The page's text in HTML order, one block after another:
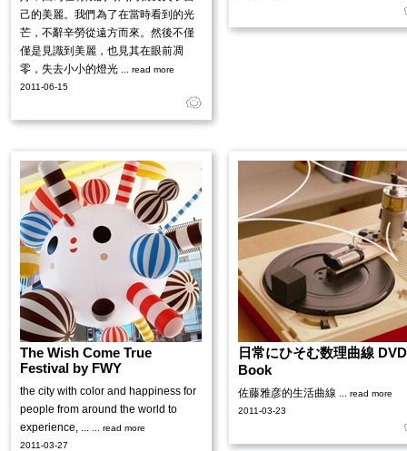
己的美麗。我們為了在當時看到的光
芒，不辭辛勞從遠方而來。然後不僅
僅是見識到美麗，也見其在眼前凋
零，失去小小的燈光
... read more
2011-06-15
The Wish Come True
Festival by FWY
the city with color and happiness for
people from around the world to
experience, ...
... read more
2011-03-27
日常にひそむ数理曲線
Book
佐藤雅彦的生活曲線
... read more
2011-03-23